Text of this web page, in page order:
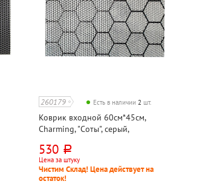
260179 Есть в наличии 2 шт.
Коврик входной 60см*45см,
Charming, "Соты", серый,
530 руб.
Цена за штуку
Чистим Склад! Цена действует на
остаток!